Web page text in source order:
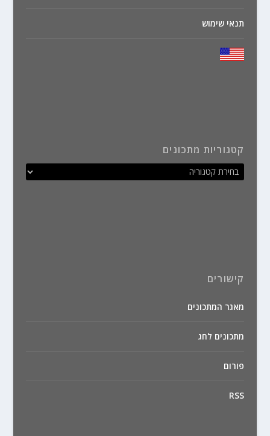
תנאי שימוש
קטגוריות מתכונים
קישורים
מאגר המתכונים
מתכונים לחג
פורום
RSS